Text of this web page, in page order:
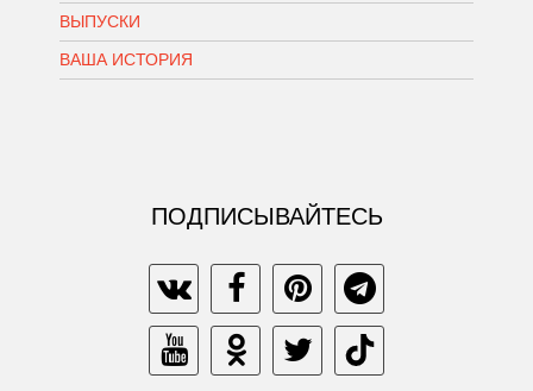
ВЫПУСКИ
ВАША ИСТОРИЯ
ПОДПИСЫВАЙТЕСЬ